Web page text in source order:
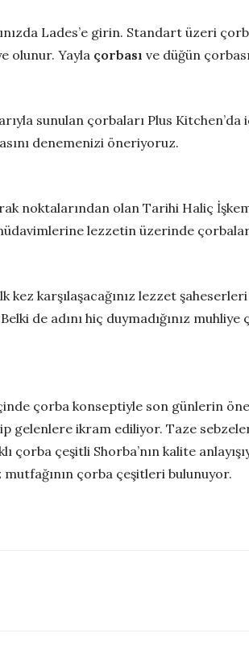
Lades’e girin. Standart üzeri
olunur. Yayla çorbası ve düğün
sunulan çorbaları Plus
denemenizi öneriyoruz.
noktalarından olan Tarihi Haliç
lezzetin üzerinde
kez karşılaşacağınız lezzet
de adını hiç duymadığınız muhliye
çorba konseptiyle son günlerin
gelenlere ikram ediliyor. Taze
çorba çeşitli Shorba’nın kalite
mutfağının çorba çeşitleri bulunuyor.